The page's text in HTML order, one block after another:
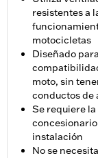
resistentes a
motocicletas
Diseñado
moto, sin
conductos de
Se requiere
instalación
No se